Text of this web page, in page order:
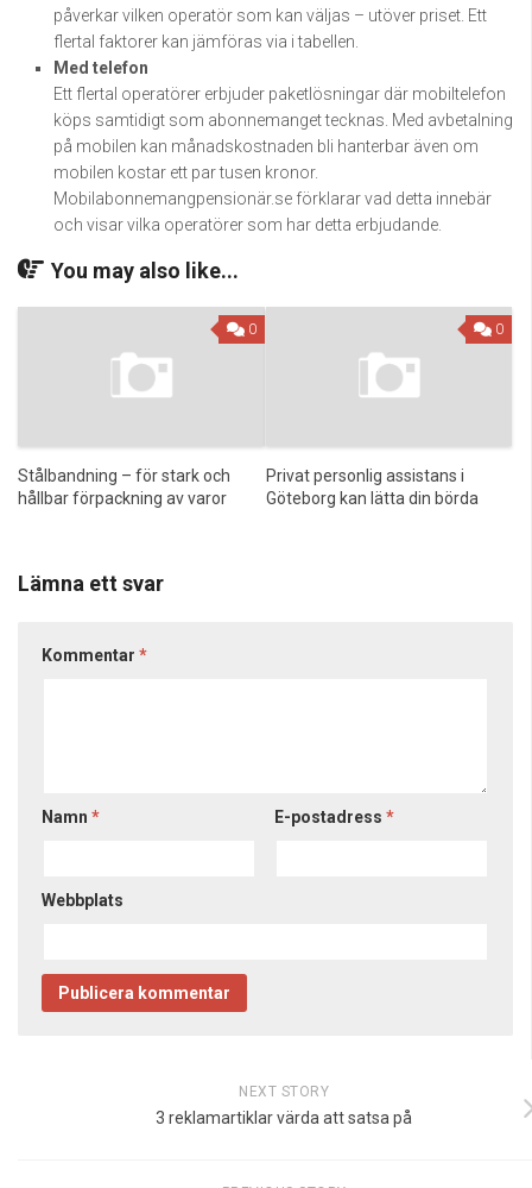
påverkar vilken operatör som kan väljas – utöver priset. Ett
flertal faktorer kan jämföras via i tabellen.
Med telefon
Ett flertal operatörer erbjuder paketlösningar där mobiltelefon
köps samtidigt som abonnemanget tecknas. Med avbetalning
på mobilen kan månadskostnaden bli hanterbar även om
mobilen kostar ett par tusen kronor.
Mobilabonnemangpensionär.se förklarar vad detta innebär
och visar vilka operatörer som har detta erbjudande.
You may also like...
0
Stålbandning – för stark och
hållbar förpackning av varor
0
Privat personlig assistans i
Göteborg kan lätta din börda
Lämna ett svar
Kommentar *
Namn * E-postadress*
Webbplats
NEXT STORY
3 reklamartiklar värda att satsa på